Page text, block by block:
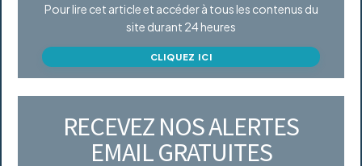
Pour lire cet article et accéder à tous les contenus du
site durant 24 heures
CLIQUEZ ICI
RECEVEZ NOS ALERTES
EMAIL GRATUITES